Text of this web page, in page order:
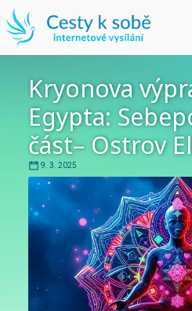
Kryonova
Egypta:
část– Ostrov
9. 3. 2025